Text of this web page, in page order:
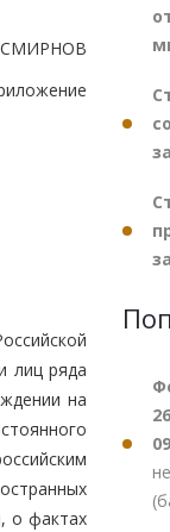
лиц ряда
на
о фактах